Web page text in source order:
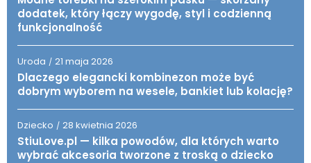
dodatek, który łączy wygodę, styl i codzienną
funkcjonalność
Uroda / 21 maja 2026
Dlaczego elegancki kombinezon może być
dobrym wyborem na wesele, bankiet lub kolację?
Dziecko / 28 kwietnia 2026
StiuLove.pl — kilka powodów, dla których warto
wybrać akcesoria tworzone z troską o dziecko